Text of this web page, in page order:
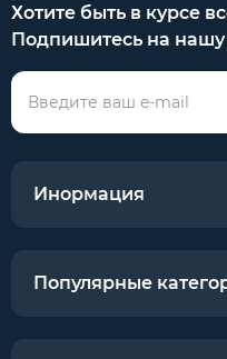
Хотите быть в курсе
Подпишитесь на нашу
Инормация
Популярные